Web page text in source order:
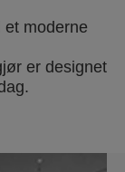
et moderne
er designet